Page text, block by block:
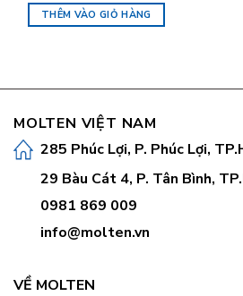
THÊM VÀO GIỎ HÀNG
MOLTEN VIỆT NAM
285 Phúc Lợi, P. Phúc Lợi,
29 Bàu Cát 4, P. Tân Bình,
0981 869 009
info@molten.vn
VỀ MOLTEN